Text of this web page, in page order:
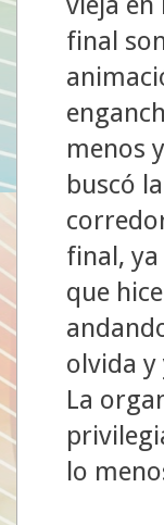
final
menos
buscó
final,
que
olvida y
La
lo